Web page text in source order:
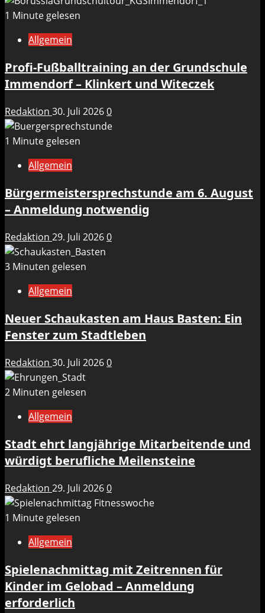
1 Minute gelesen
Allgemein
Profi-Fußballtraining an der Grundschule
Immendorf – Klinkert und Witeczek
Redaktion 30. Juli 20260
1 Minute gelesen
Allgemein
Bürgermeistersprechstunde am 6. August
– Anmeldung notwendig
Redaktion 29. Juli 20260
3 Minuten gelesen
Allgemein
Neuer Schaukasten am Haus Basten: Ein
Fenster zum Stadtleben
Redaktion 30. Juli 20260
2 Minuten gelesen
Allgemein
Stadt ehrt langjährige Mitarbeitende und
würdigt berufliche Meilensteine
Redaktion 29. Juli 20260
1 Minute gelesen
Allgemein
Spielenachmittag mit Zeitrennen für
Kinder im Gelobad – Anmeldung
erforderlich